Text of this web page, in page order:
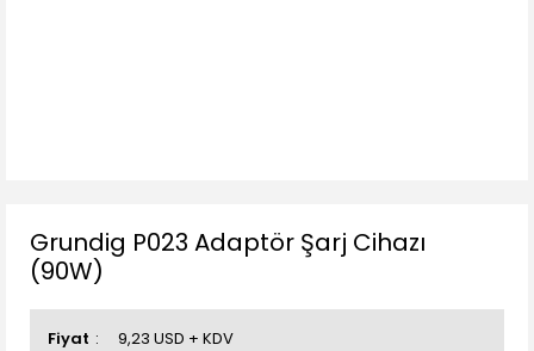
Grundig P023 Adaptör Şarj Cihazı
(90W)
Fiyat 9,23 USD + KDV